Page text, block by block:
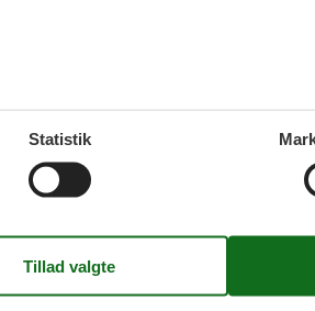
1 husdyr
1 badeværelse
Indkøb 2700
7
Mere
Statistik